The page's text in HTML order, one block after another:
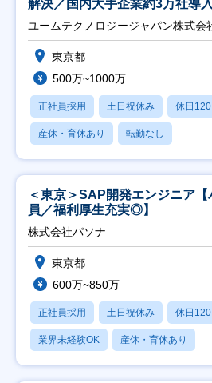
解決／国内大手企業約3万社導
ユームテクノロジージャパン株式会
東京都
500万~1000万
正社員採用 土日祝休み 休日
産休・育休あり 転勤なし
＜東京＞SAP開発エンジニア
員／福利厚生充実◎】
株式会社パソナ
東京都
600万~850万
正社員採用 土日祝休み 休日
業界未経験OK 産休・育休あり